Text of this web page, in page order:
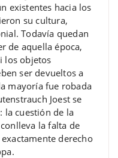
existentes hacia los
su cultura,
Todavía quedan
de aquella época,
los objetos
ser devueltos a
mayoría fue robada
Joest se
la cuestión de la
la falta de
derecho